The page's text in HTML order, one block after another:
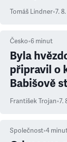
Tomáš Lindner•7.
Česko•6 minut
Byla
připravil o
Babišově
František Trojan•7.
Společnost•4